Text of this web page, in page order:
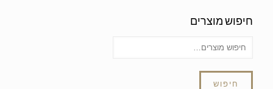
חיפוש מוצרים
חיפוש